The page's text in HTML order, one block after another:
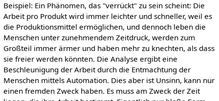
Beispiel: Ein Phänomen, das "verrückt" zu sein scheint: Die
Arbeit pro Produkt wird immer leichter und schneller, weil es
die Produktionsmittel ermöglichen, und dennoch leben die
Menschen unter zunehmendem Zeitdruck, werden zum
Großteil immer ärmer und haben mehr zu knechten, als dass
sie freier werden könnten. Die Analyse ergibt eine
Beschleunigung der Arbeit durch die Entmachtung der
Menschen mittels Automation. Dies aber ist Unsinn, kann nur
einen fremden Zweck haben. Es muss am Zweck der Zeit